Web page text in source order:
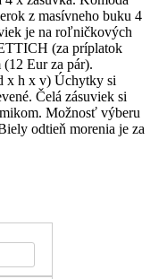
z masívneho buku 4
je na roľničkových
(za príplatok
Eur za pár).
x h x v) Úchytky si
Čelá zásuviek si
Možnosť výberu
odtieň morenia je za